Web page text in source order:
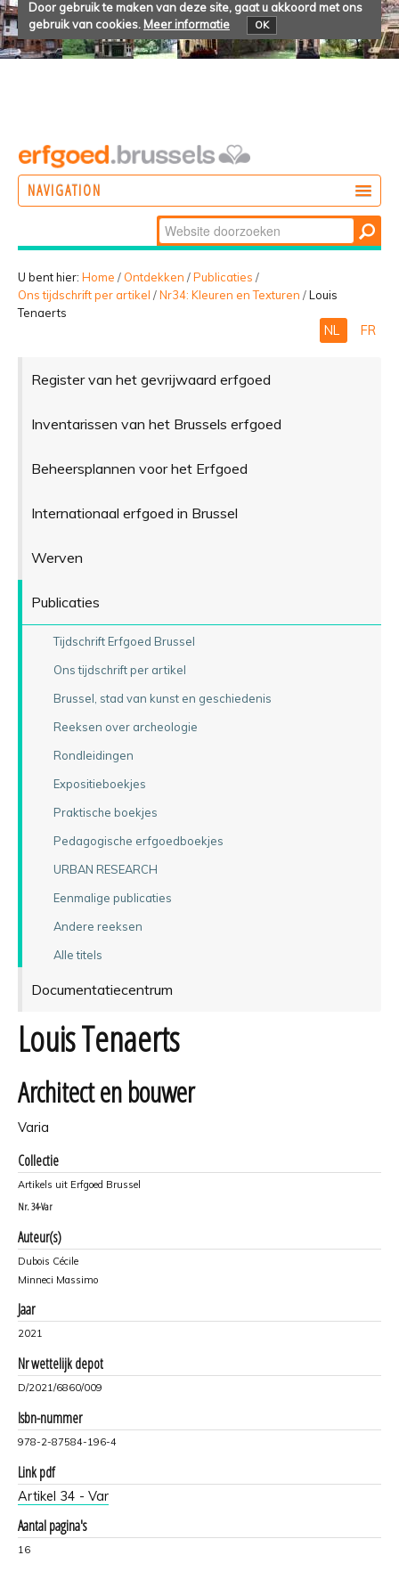
Door gebruik te maken van deze site, gaat u akkoord met ons
gebruik van cookies. Meer informatie OK
NAVIGATION
BELEVEN
Zoek
Geavanceerd
zoeken...
U bent hier: Home / Ontdekken /Publicaties /
Ons tijdschrift per artikel /Nr34: Kleuren en Texturen /Louis
Tenaerts
NL FR
Register van het gevrijwaard erfgoed
Inventarissen van het Brussels erfgoed
Beheersplannen voor het Erfgoed
Internationaal erfgoed in Brussel
Werven
Publicaties
Tijdschrift Erfgoed Brussel
Ons tijdschrift per artikel
Brussel, stad van kunst en geschiedenis
Reeksen over archeologie
Rondleidingen
Expositieboekjes
Praktische boekjes
Pedagogische erfgoedboekjes
URBAN RESEARCH
Eenmalige publicaties
Andere reeksen
Alle titels
Documentatiecentrum
Louis Tenaerts
Architect en bouwer
Varia
Collectie
Artikels uit Erfgoed Brussel
Nr. 34-Var
Auteur(s)
Dubois Cécile
Minneci Massimo
Jaar
2021
Nr wettelijk depot
D/2021/6860/009
Isbn-nummer
978-2-87584-196-4
Link pdf
Artikel 34 - Var
Aantal pagina's
16